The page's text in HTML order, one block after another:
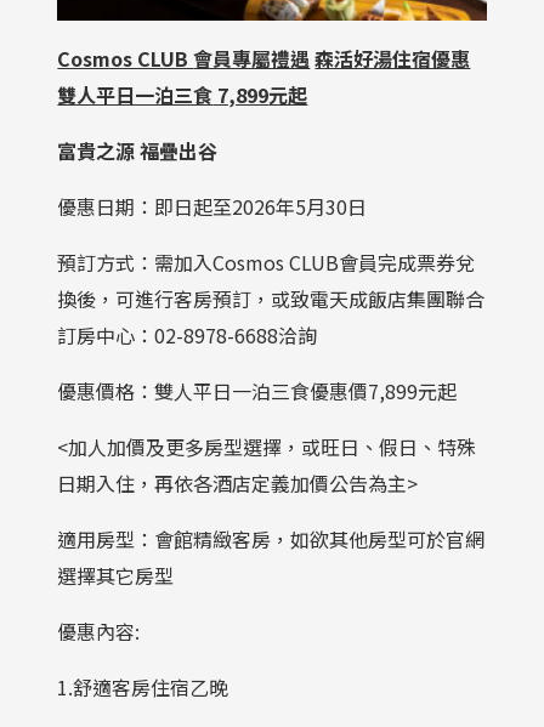
Cosmos CLUB會員專屬禮遇森活好湯住宿優惠
雙人平日一泊三食 7,899元起
富貴之源 福疊出谷
優惠日期：即日起至2026年5月30日
預訂方式：需加入Cosmos CLUB會員完成票券兌
換後，可進行客房預訂，或致電天成飯店集團聯合
訂房中心：02-8978-6688洽詢
優惠價格：雙人平日一泊三食優惠價7,899元起
<加人加價及更多房型選擇，或旺日、假日、特殊
日期入住，再依各酒店定義加價公告為主>
適用房型：會館精緻客房，如欲其他房型可於官網
選擇其它房型
優惠內容:
1.舒適客房住宿乙晚